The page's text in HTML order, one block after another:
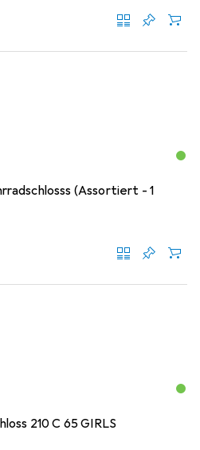
(Assortiert - 1
210 C 65 GIRLS